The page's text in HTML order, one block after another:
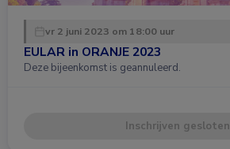
vr 2 juni 2023 om 18:00 uur
EULAR in ORANJE 2023
Deze bijeenkomst is geannuleerd.
Inschrijven gesloten